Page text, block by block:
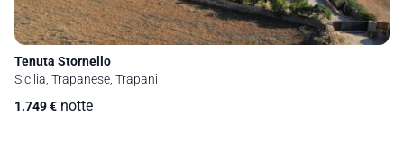
Tenuta Stornello
Sicilia, Trapanese, Trapani
1.749€ notte